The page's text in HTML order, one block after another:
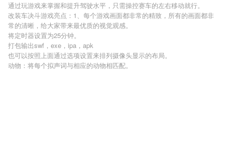
通过玩游戏来掌握和提升驾驶水平，只需操控赛车的左右移动就行。
改装车决斗游戏亮点：1、每个游戏画面都非常的精致，所有的画面都非
常的清晰，给大家带来最优质的视觉观感。
将定时器设置为25分钟。
打包输出swf，exe，ipa，apk
也可以按照上面通过选项设置来排列摄像头显示的布局。
动物：将每个拟声词与相应的动物相匹配。